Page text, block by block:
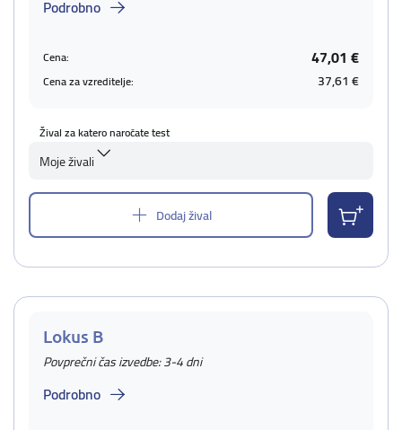
Podrobno
Cena: 47,01 €
Cena za vzreditelje: 37,61 €
Žival za katero naročate test
Moje živali
Dodaj žival
Lokus B
Povprečni čas izvedbe: 3-4 dni
Podrobno